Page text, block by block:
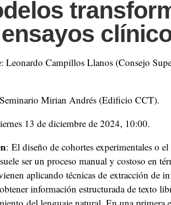
: Leonardo Campillos Llanos (Consejo
Mirian Andrés (Edificio CCT).
13 de diciembre de 2024, 10:00.
: El diseño de cohortes experimentales o
ser un proceso manual y costoso en
aplicando técnicas de extracción de
información estructurada de texto